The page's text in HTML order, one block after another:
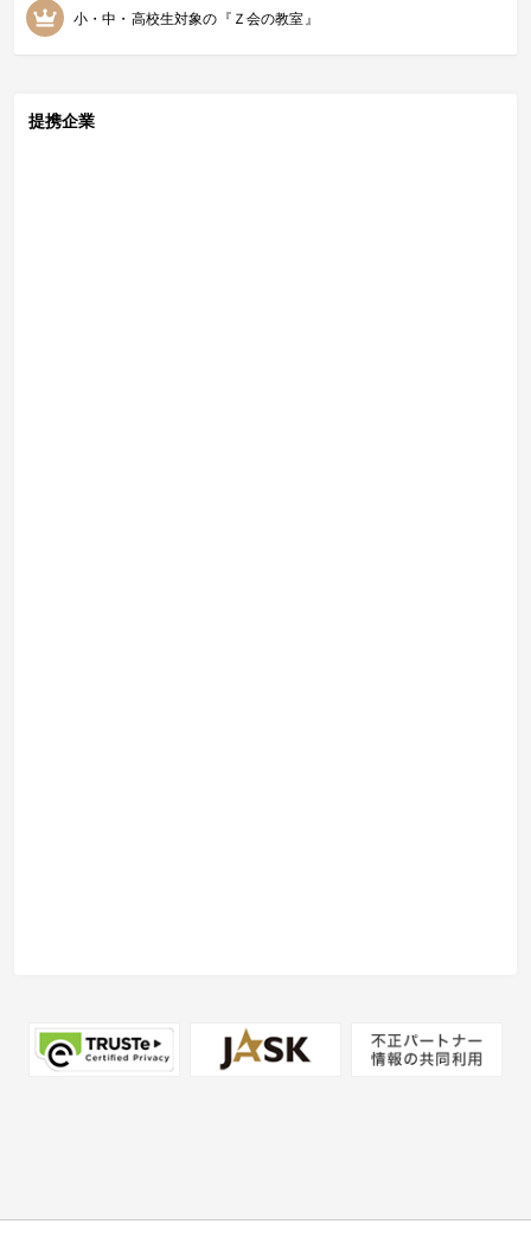
小・中・高校生対象の『Ｚ会の教室』
提携企業